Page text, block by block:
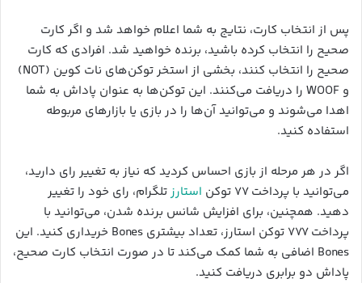
پس از انتخاب کارت، نتایج به شما اعلام خواهد شد و اگر کارت
صحیح را انتخاب کرده باشید، برنده خواهید شد. افرادی که کارت
صحیح را انتخاب کنند، بخشی از استخر توکن‌های نات کوین (NOT)
و WOOF را دریافت می‌کنند. این توکن‌ها به عنوان پاداش به شما
اهدا می‌شوند و می‌توانید آن‌ها را در بازی یا بازارهای مربوطه
استفاده کنید.
اگر در هر مرحله از بازی احساس کردید که نیاز به تغییر رای دارید،
می‌توانید با پرداخت ۷۷ توکن
استارزتلگرام، رای خود را تغییر
دهید. همچنین، برای افزایش شانس برنده شدن، می‌توانید با
پرداخت ۷۷۷ توکن استارز، تعداد بیشتری Bones خریداری کنید. این
Bones اضافی به شما کمک می‌کند تا در صورت انتخاب کارت صحیح،
پاداش دو برابری دریافت کنید.